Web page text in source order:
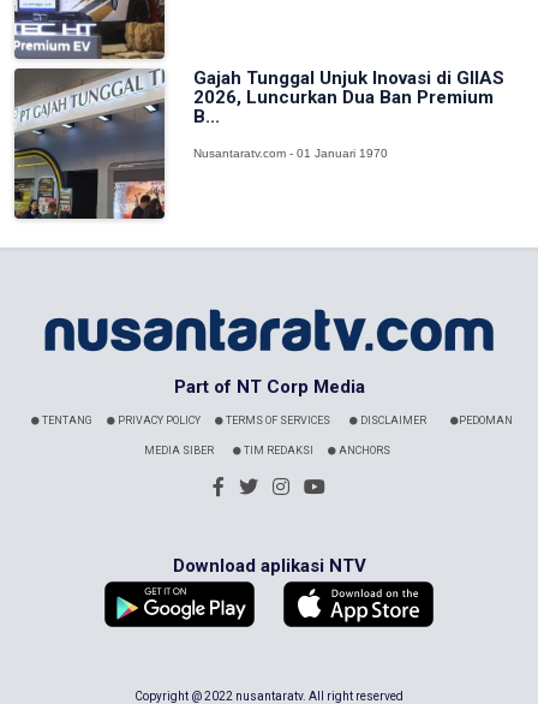
Gajah Tunggal Unjuk Inovasi di GIIAS
2026, Luncurkan Dua Ban Premium
B...
Nusantaratv.com - 01 Januari 1970
Part of NT Corp Media
TENTANG PRIVACY POLICY TERMS OF SERVICES DISCLAIMER PEDOMAN
MEDIA SIBER TIM REDAKSI ANCHORS
Download aplikasi NTV
Copyright @ 2022 nusantaratv. All right reserved